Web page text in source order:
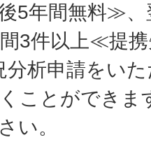
5年間無料≫
3件以上≪提
析申請をい
ことができま
い。